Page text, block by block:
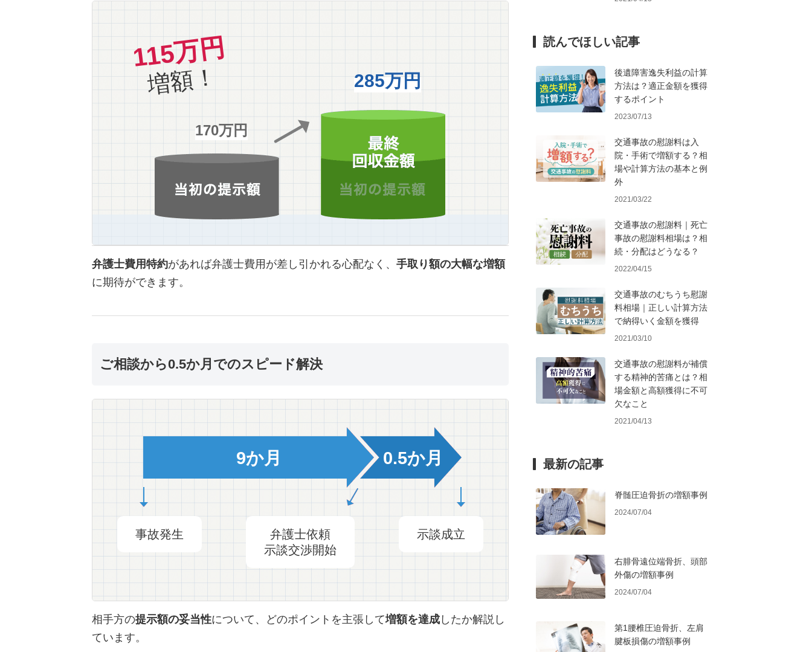
115万円
増額！
170万円
285万円
弁護士費用特約があれば弁護士費用が差し引かれる心配なく、 手取り額の大幅な増額
に期待ができます。
ご相談から0.5か月でのスピード解決
9か月 0.5か月
事故発生
弁護士依頼
示談交渉開始
示談成立
相手方の提示額の妥当性について、どのポイントを主張して増額を達成 したか解説し
ています。
読んでほしい記事
後遺障害逸失利益の計算
方法は？適正金額を獲得
するポイント
2023/07/13
交通事故の慰謝料は入
院・手術で増額する？相
場や計算方法の基本と例
外
2021/03/22
交通事故の慰謝料｜死亡
事故の慰謝料相場は？相
続・分配はどうなる？
2022/04/15
交通事故のむちうち慰謝
料相場｜正しい計算方法
で納得いく金額を獲得
2021/03/10
交通事故の慰謝料が補償
する精神的苦痛とは？相
場金額と高額獲得に不可
欠なこと
2021/04/13
最新の記事
脊髄圧迫骨折の増額事例
2024/07/04
右腓骨遠位端骨折、頭部
外傷の増額事例
2024/07/04
第1腰椎圧迫骨折、左肩
腱板損傷の増額事例